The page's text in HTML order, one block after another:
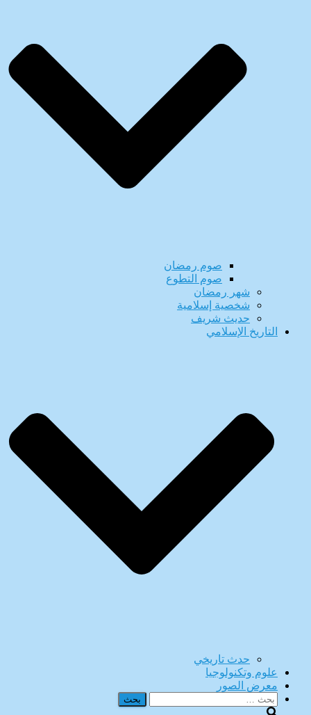
صوم رمضان
صوم التطوع
شهر رمضان
شخصية إسلامية
حديث شريف
التاريخ الإسلامي
حدث تاريخي
علوم وتكنولوجيا
معرض الصور
البحث
عن: